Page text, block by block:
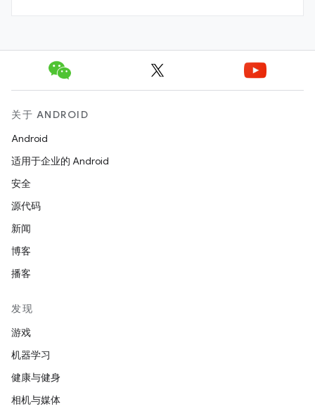
关于 ANDROID
Android
适用于企业的 Android
安全
源代码
新闻
博客
播客
发现
游戏
机器学习
健康与健身
相机与媒体